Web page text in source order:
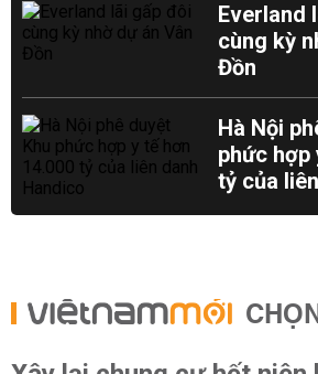
Everland
cùng kỳ
Đồn
Hà Nội
phức hợp
tỷ của